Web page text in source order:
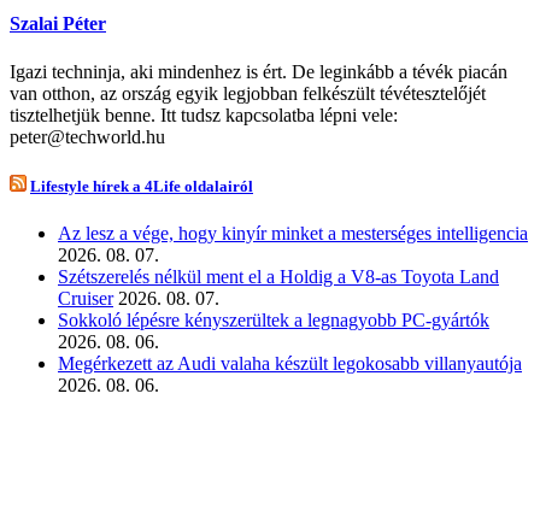
Szalai Péter
Igazi techninja, aki mindenhez is ért. De leginkább a tévék piacán
van otthon, az ország egyik legjobban felkészült tévétesztelőjét
tisztelhetjük benne. Itt tudsz kapcsolatba lépni vele:
peter@techworld.hu
Lifestyle hírek a 4Life oldalairól
Az lesz a vége, hogy kinyír minket a mesterséges intelligencia
2026. 08. 07.
Szétszerelés nélkül ment el a Holdig a V8-as Toyota Land
Cruiser 2026. 08. 07.
Sokkoló lépésre kényszerültek a legnagyobb PC-gyártók
2026. 08. 06.
Megérkezett az Audi valaha készült legokosabb villanyautója
2026. 08. 06.